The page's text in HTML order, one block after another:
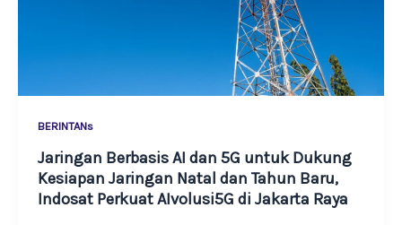
BERINTANs
Jaringan Berbasis AI dan 5G untuk Dukung
Kesiapan Jaringan Natal dan Tahun Baru,
Indosat Perkuat AIvolusi5G di Jakarta Raya